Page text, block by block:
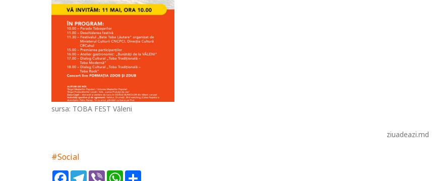
sursa: TOBA FEST Văleni
ziuadeazi.md
#Social
FacebookTelegram
ViberWhatsApp